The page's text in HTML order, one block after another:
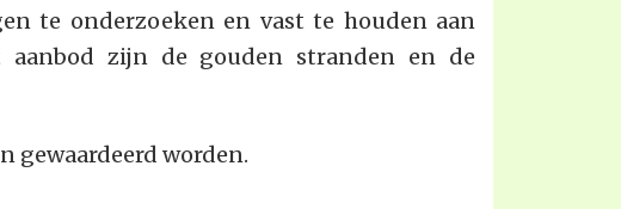
te onderzoeken en vast te houden aan
zijn de gouden stranden en de
gewaardeerd worden.